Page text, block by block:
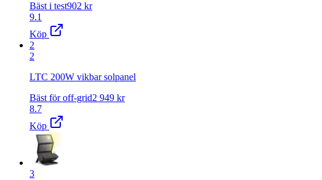
Bäst i test902 kr
9.1
Köp
2
2
LTC 200W vikbar solpanel
Bäst för off-grid2 949 kr
8.7
Köp
3